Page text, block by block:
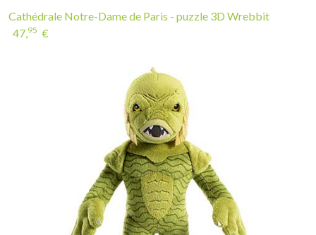
Cathédrale Notre-Dame de Paris - puzzle 3D Wrebbit
47,95 €